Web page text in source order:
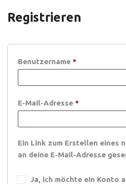
Registrieren
Benutzername *
E-Mail-Adresse *
Ein Link zum Erstellen eines
an deine E-Mail-Adresse
Ja, ich möchte ein Konto